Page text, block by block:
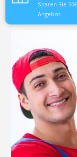
Sparen Sie
Angebot.